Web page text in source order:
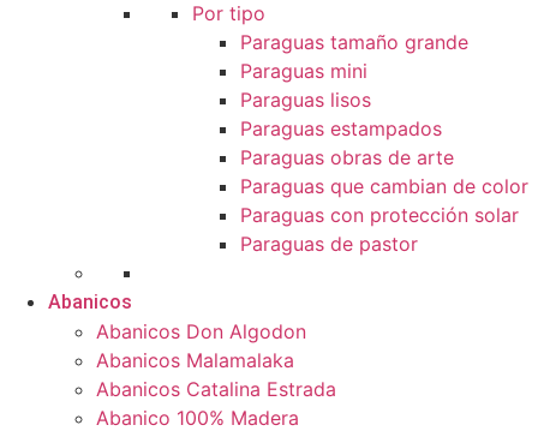
Por tipo
Paraguas tamaño grande
Paraguas mini
Paraguas lisos
Paraguas estampados
Paraguas obras de arte
Paraguas que cambian de color
Paraguas con protección solar
Paraguas de pastor
Abanicos
Abanicos Don Algodon
Abanicos Malamalaka
Abanicos Catalina Estrada
Abanico 100% Madera